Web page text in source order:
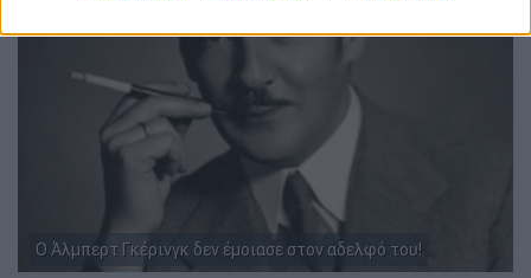
Ο Άλμπερτ Γκέρινγκ δεν έμοιασε στον αδελφό του!